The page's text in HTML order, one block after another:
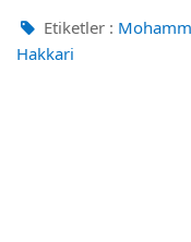
Etiketler :
Hakkari